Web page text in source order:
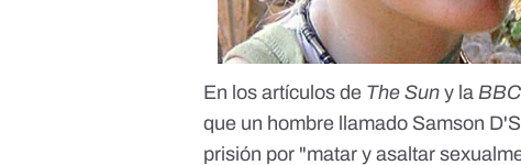
En los artículos de The Sun y laBBC
que un hombre llamado Samson
prisión por "matar y asaltar